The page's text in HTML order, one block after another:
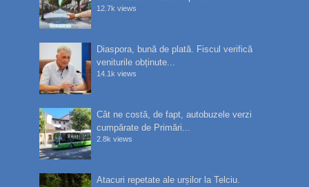
12.7k views
Diaspora, bună de plată. Fiscul verifică
veniturile obținute...
14.1k views
Cât ne costă, de fapt, autobuzele verzi
cumpărate de Primări...
2.8k views
Atacuri repetate ale urșilor la Telciu.